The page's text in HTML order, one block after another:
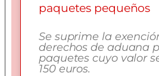
paquetes pequeños
Se suprime la
derechos de aduana
paquetes cuyo valor
150 euros.